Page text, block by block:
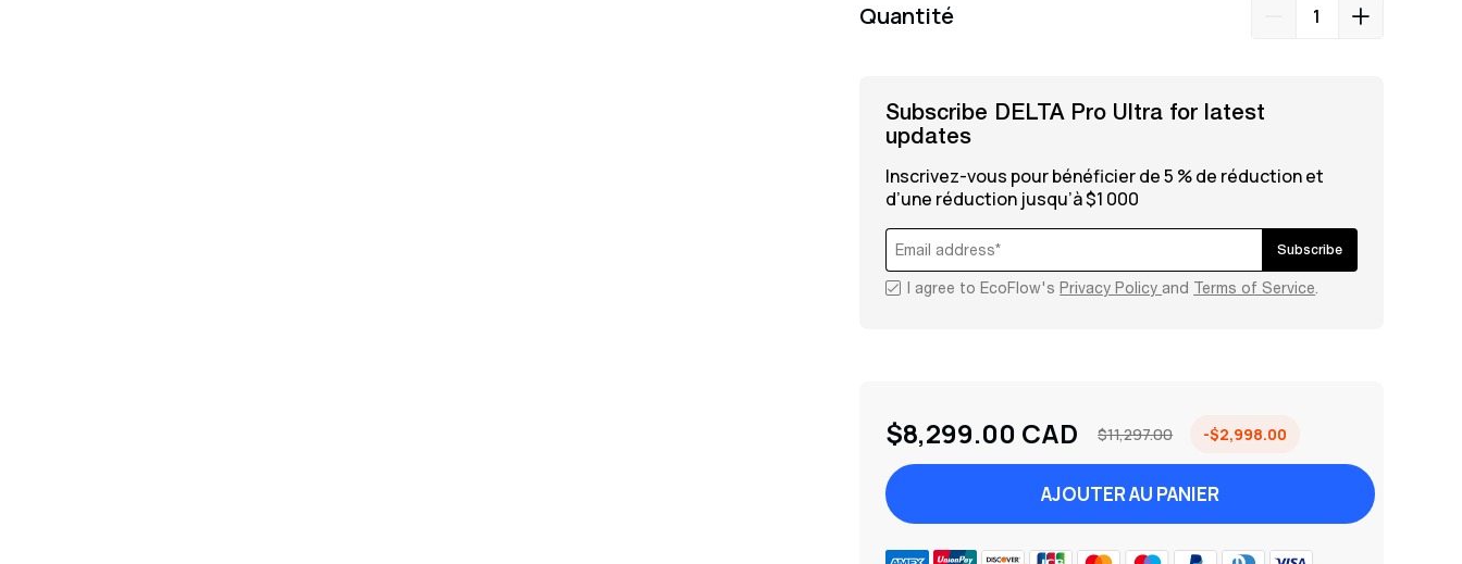
Quantité
Subscribe DELTA Pro Ultra for latest
updates
Inscrivez-vous pour bénéficier de 5 % de réduction et
d’une réduction jusqu’à $1 000
Subscribe
I agree to EcoFlow's Privacy Policy and Terms of Service
$8,299.00 CAD $11,297.00 -$2,998.00
AJOUTER AU PANIER